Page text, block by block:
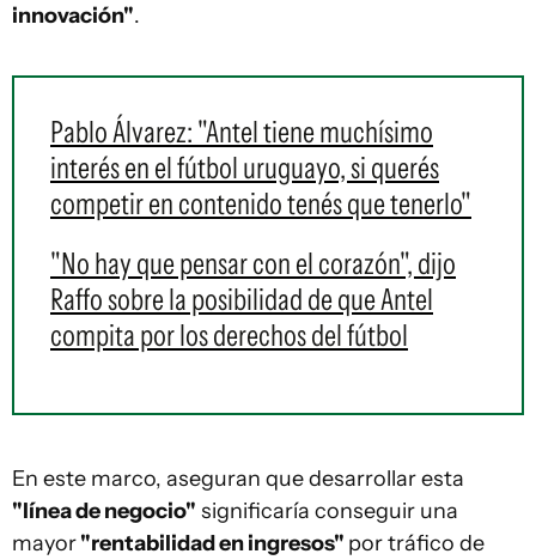
innovación".
Pablo Álvarez: "Antel tiene muchísimo
interés en el fútbol uruguayo, si querés
competir en contenido tenés que tenerlo"
"No hay que pensar con el corazón", dijo
Raffo sobre la posibilidad de que Antel
compita por los derechos del fútbol
En este marco, aseguran que desarrollar esta
"línea de negocio" significaría conseguir una
mayor"rentabilidad en ingresos" por tráfico de